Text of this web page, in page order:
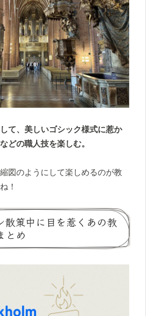
て、美しいゴシック様式に惹か
どの職人技を楽しむ。
図のようにして楽しめるのが教
！
散策中に目を惹くあの教
とめ